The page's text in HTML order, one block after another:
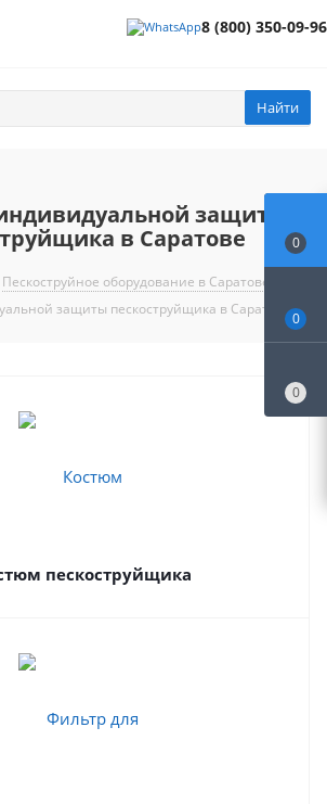
8 (800) 350-09-96
Найти
защиты
в Саратове
Пескоструйное оборудование в Саратове
защиты пескоструйщика в Саратове
пескоструйщика
0
0
0